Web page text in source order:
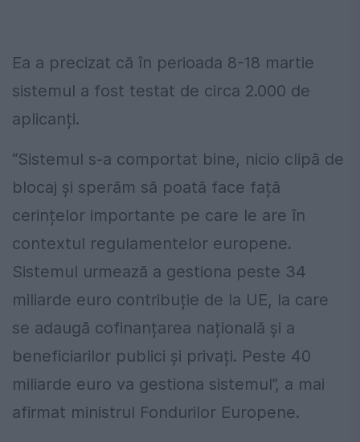
Ea a precizat că în perioada 8-18 martie
sistemul a fost testat de circa 2.000 de
aplicanți.
“Sistemul s-a comportat bine, nicio clipă de
blocaj și sperăm să poată face față
cerințelor importante pe care le are în
contextul regulamentelor europene.
Sistemul urmează a gestiona peste 34
miliarde euro contribuție de la UE, la care
se adaugă cofinanțarea națională și a
beneficiarilor publici și privați. Peste 40
miliarde euro va gestiona sistemul”, a mai
afirmat ministrul Fondurilor Europene.